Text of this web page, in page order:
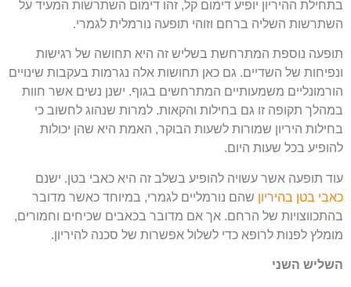
בתחילת ההיריון יופיע דימום קל, זהו דימום השתרשות המעיד על
השתרשות השליה ברחם וזוהי תופעה נורמלית לגמרי.
תופעה נוספת המתרחשת בשליש זה היא תחושה של רגישות
ונפיחות של השדיים. גם כאן תחושות אלה נגרמות בעקבות שינויים
הורמונליים משמעותיים המתרחשים בגוף. ישנן נשים אשר חוות
במהלך תקופה זו גם בחילות והקאות. למרות שנהוג לחשוב כי
בחילות היריון שמורות לשעות הבוקר, האמת היא שהן יכולות
להופיע בכל שעות היום.
עוד תופעה אשר עשויה להופיע בשלב זה היא כאבי בטן. ישנם
כאבי בטן בהיריון שהם נורמליים לגמרי, במיוחד כאשר מדובר
בהתכווצויות של הרחם. אך אם מדובר בכאבים שכיחים וחמורים,
מומלץ לפנות לרופא כדי לשלול אפשרות של סכנה להיריון.
השליש השני